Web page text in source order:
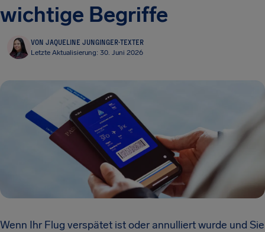
wichtige Begriffe
VON JAQUELINE JUNGINGER·TEXTER
Letzte Aktualisierung: 30. Juni 2026
Wenn Ihr Flug verspätet ist oder annulliert wurde und Sie